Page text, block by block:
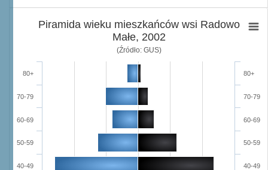
Piramida wieku mieszkańców wsi Radowo
Małe, 2002
(Źródło: GUS)
40-49
50-59
60-69
70-79
80+
40-49
50-59
60-69
70-79
80+